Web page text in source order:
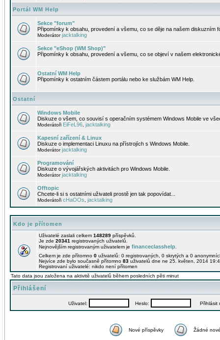
Portál WM Help
Sekce "forum"
Připomínky k obsahu, provedení a všemu, co se děje na našem diskuzním
Moderátorjacktalking
Sekce "eShop (WM Shop)"
Připomínky k obsahu, provedení a všemu, co se objeví v našem
Ostatní WM Help
Připomínky k ostatním částem portálu nebo ke službám WM Help.
Ostatní
Windows Mobile
Diskuze o všem, co souvisí s operačním systémem Windows Mobile ve
Moderátoři EiFeL96 jacktalking
Kapesní zařízení & Linux
Diskuze o implementaci Linuxu na přístrojích s Windows Mobile.
Moderátorjacktalking
Programování
Diskuze o vývojářských aktivitách pro Windows Mobile.
Moderátorjacktalking
Offtopic
Chcete-li si s ostatními uživateli prostě jen tak popovídat...
Moderátoři cHaOOs jacktalking
Kdo je přítomen
Uživatelé zaslali celkem 148289 příspěvků.
Je zde 20341 registrovaných uživatelů.
Nejnovějším registrovaným uživatelem je financeclasshelp
Celkem je zde přítomno 0 uživatelů: 0 registrovaných, 0 skrytých a 0
Nejvíce zde bylo současně přítomno 83 uživatelů dne ne 25. květen, 2014
Registrovaní uživatelé: nikdo není přítomen
Tato data jsou založena na aktivitě uživatelů během posledních pěti minut
Přihlášení
Uživatel: Heslo: Přihlásit
Nové příspěvky Žádné